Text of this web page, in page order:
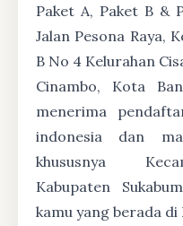
Paket A, Paket B &
Jalan Pesona Raya,
B No 4 Kelurahan
Cinambo, Kota
menerima
indonesia dan
khususnya
Kabupaten
kamu yang berada